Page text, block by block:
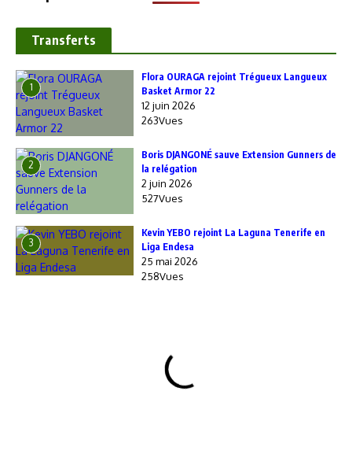
Transferts
1
Flora OURAGA rejoint Trégueux Langueux
Basket Armor 22
12 juin 2026
263Vues
2
Boris DJANGONÉ sauve Extension Gunners de
la relégation
2 juin 2026
527Vues
3
Kevin YEBO rejoint La Laguna Tenerife en
Liga Endesa
25 mai 2026
258Vues